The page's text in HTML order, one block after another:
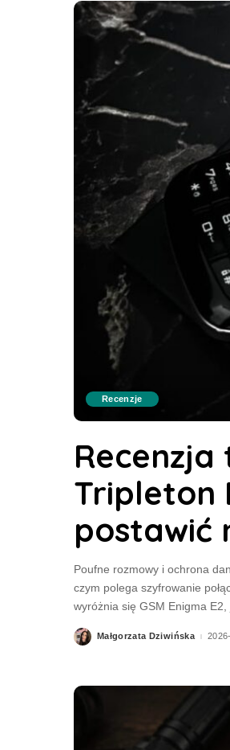
Recenzje
Tripleton
postawić
Poufne rozmowy i ochrona
czym polega szyfrowanie
wyróżnia się GSM Enigma
Małgorzata Dziwińska